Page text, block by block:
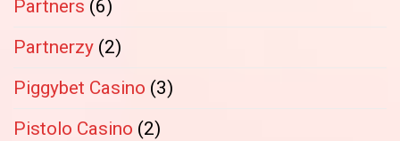
Partners (6)
Partnerzy (2)
Piggybet Casino (3)
Pistolo Casino (2)